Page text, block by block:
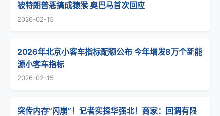
被特朗普恶搞成猿猴 奥巴马首次回应
2026-02-15
2026年北京小客车指标配额公布 今年增发8万个新能
源小客车指标
2026-02-15
突传内存“闪崩”！记者实探华强北！商家：回调有限